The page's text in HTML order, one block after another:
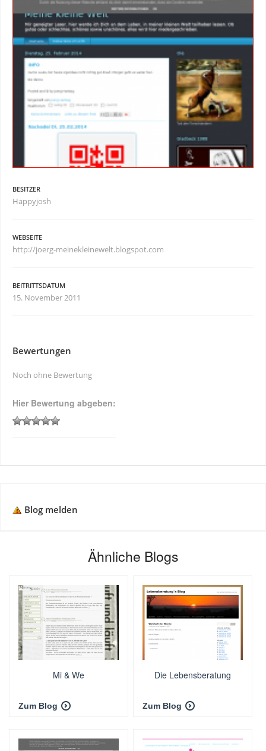
BESITZER
Happyjosh
WEBSEITE
http://joerg-meinekleinewelt.blogspot.com
BEITRITTSDATUM
15. November 2011
Bewertungen
Noch ohne Bewertung
Hier Bewertung abgeben:
Blog melden
Ähnliche Blogs
Mi & We
Zum Blog
Die Lebensberatung
Zum Blog